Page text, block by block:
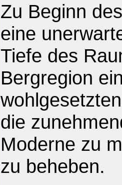
Zu Beginn
eine
Tiefe des
Bergregion
die
Moderne zu
zu beheben.